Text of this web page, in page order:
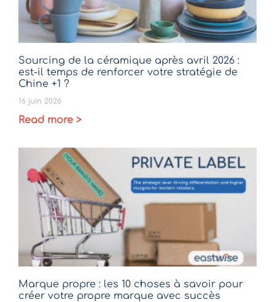
Sourcing de la céramique après avril 2026 :
est-il temps de renforcer votre stratégie de
Chine +1 ?
16 juin 2026
Read more >
Marque propre : les 10 choses à savoir pour
créer votre propre marque avec succès